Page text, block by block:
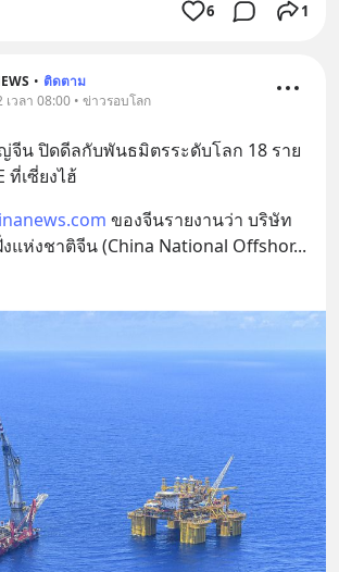
6 1
• ติดตาม
เวลา 08:00 • ข่าวรอบโลก
น ปิดดีลกับพันธมิตรระดับโลก 18 ราย
ที่เซี่ยงไฮ้
ของจีนรายงานว่า บริษัท
แห่งชาติจีน (China National Offshor